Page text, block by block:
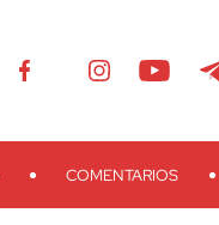
COMENTARIOS